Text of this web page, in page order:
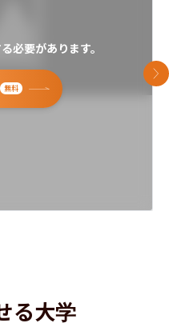
必要があります。
無料
次
る大学